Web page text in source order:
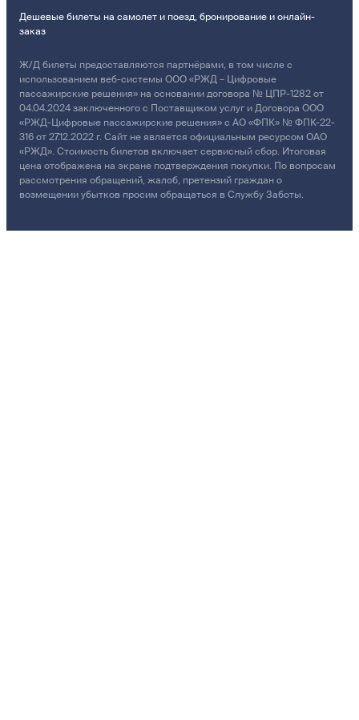
Дешевые билеты на самолет и поезд, бронирование и онлайн-
заказ
Ж/Д билеты предоставляются партнёрами, в том числе с
использованием веб-системы ООО «РЖД – Цифровые
пассажирские решения» на основании договора № ЦПР-1282 от
04.04.2024 заключенного с Поставщиком услуг и Договора ООО
«РЖД-Цифровые пассажирские решения» с АО «ФПК» № ФПК-22-
316 от 27.12.2022 г. Сайт не является официальным ресурсом ОАО
«РЖД». Стоимость билетов включает сервисный сбор. Итоговая
цена отображена на экране подтверждения покупки. По вопросам
рассмотрения обращений, жалоб, претензий граждан о
возмещении убытков просим обращаться в Службу Заботы.